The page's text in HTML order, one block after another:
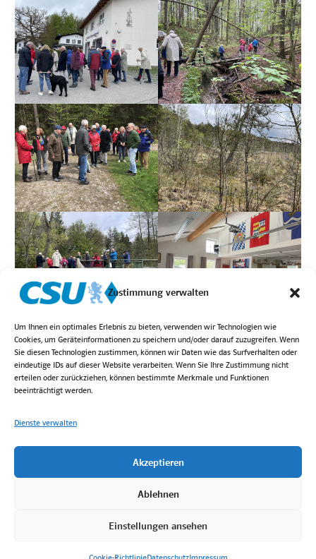
Zustimmung verwalten
Um Ihnen ein optimales Erlebnis zu bieten, verwenden wir Technologien wie
Cookies, um Geräteinformationen zu speichern und/oder darauf zuzugreifen. Wenn
Sie diesen Technologien zustimmen, können wir Daten wie das Surfverhalten oder
eindeutige IDs auf dieser Website verarbeiten. Wenn Sie Ihre Zustimmung nicht
erteilen oder zurückziehen, können bestimmte Merkmale und Funktionen
beeinträchtigt werden.
Dienste verwalten
Akzeptieren
Ablehnen
Einstellungen ansehen
Impressum
Bilder von Höck Fotografie